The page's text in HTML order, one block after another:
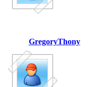
GregoryThony